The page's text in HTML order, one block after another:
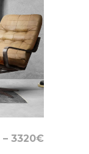
– 3320€